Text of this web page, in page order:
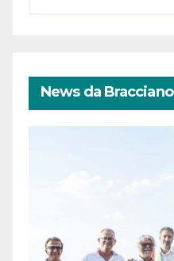
News da Bracciano